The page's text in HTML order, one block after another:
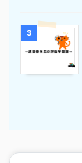
3